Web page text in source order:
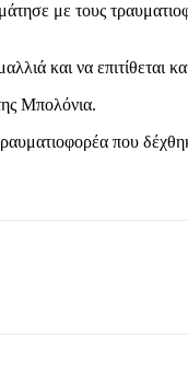
με τους
και να επιτίθεται
Μπολόνια.
που